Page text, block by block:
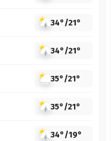
34°/21°
34°/21°
35°/21°
35°/21°
34°/19°